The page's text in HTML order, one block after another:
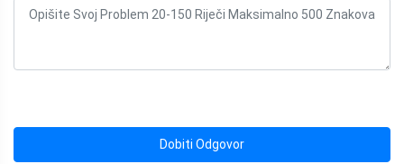
Dobiti Odgovor